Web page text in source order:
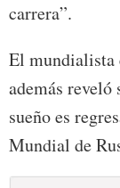
carrera”.
El mundialista
además
sueño es
Mundial de